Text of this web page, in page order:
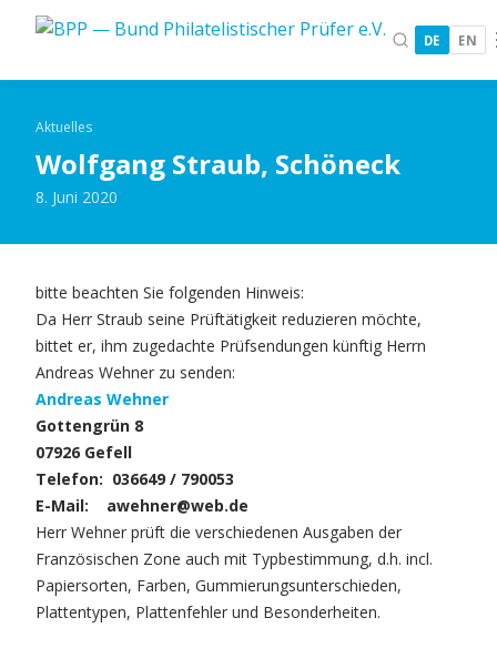
DE EN
Aktuelles
Wolfgang Straub, Schöneck
8. Juni 2020
bitte beachten Sie folgenden Hinweis:
Da Herr Straub seine Prüftätigkeit reduzieren möchte,
bittet er, ihm zugedachte Prüfsendungen künftig Herrn
Andreas Wehner zu senden:
Andreas Wehner
Gottengrün 8
07926 Gefell
Telefon: 036649 / 790053
E-Mail: awehner@web.de
Herr Wehner prüft die verschiedenen Ausgaben der
Französischen Zone auch mit Typbestimmung, d.h. incl.
Papiersorten, Farben, Gummierungsunterschieden,
Plattentypen, Plattenfehler und Besonderheiten.